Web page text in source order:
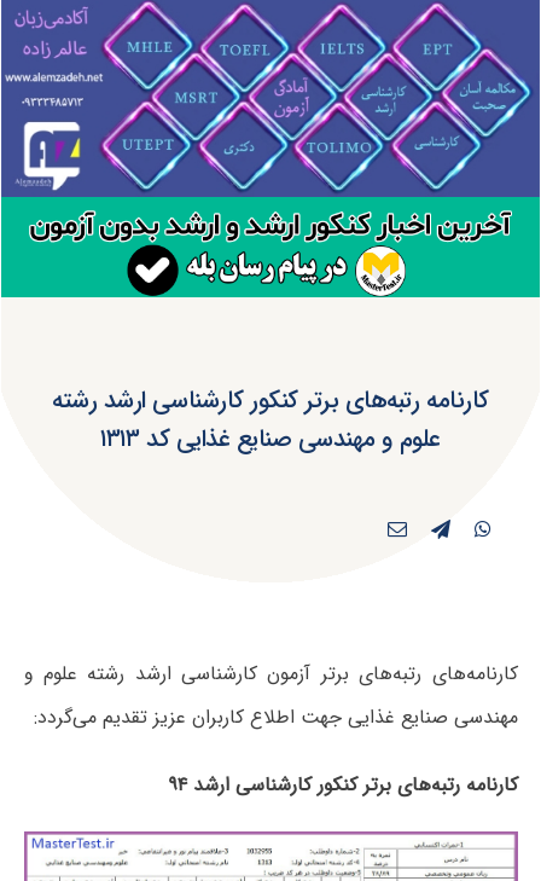
کارنامه رتبه‌های برتر کنکور کارشناسی ارشد رشته
علوم و مهندسی صنایع غذایی کد ۱۳۱۳
کارنامه‌های رتبه‌های برتر آزمون کارشناسی ارشد رشته علوم و
مهندسی صنایع غذایی جهت اطلاع کاربران عزیز تقدیم می‌گردد:
کارنامه رتبه‌های برتر کنکور کارشناسی ارشد ۹۴